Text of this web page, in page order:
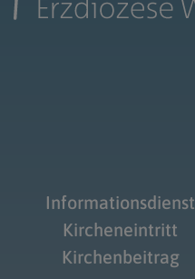
Informationsdienst
Kircheneintritt
Kirchenbeitrag